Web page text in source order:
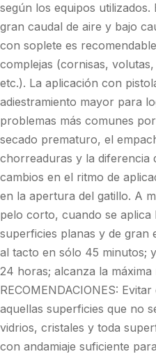
según los equipos
gran caudal de aire y bajo
con soplete es
complejas (cornisas,
etc.). La aplicación con
adiestramiento mayor para
problemas más comunes
secado prematuro, el
chorreaduras y la diferencia
cambios en el ritmo de
en la apertura del gatillo. A
pelo corto, cuando se
superficies planas y de gran
al tacto en sólo 45 minutos;
24 horas; alcanza la máxima
RECOMENDACIONES:
aquellas superficies que no
vidrios, cristales y toda
con andamiaje suficiente